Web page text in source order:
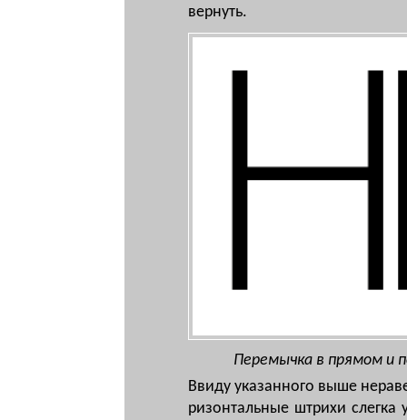
вер­нуть.
Перемычка в прямом и
Вви­ду ука­зан­но­го вы­ше
ри­зон­таль­ные штри­хи